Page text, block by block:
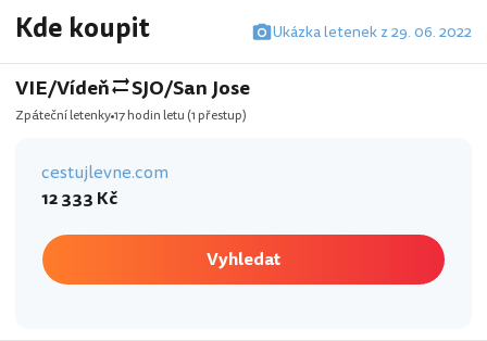
Kde koupit Ukázka letenek z 29. 06. 2022
VIE/Vídeň SJO/San Jose
Zpáteční letenky17 hodin letu (1 přestup)
cestujlevne.com
12 333 Kč
Vyhledat